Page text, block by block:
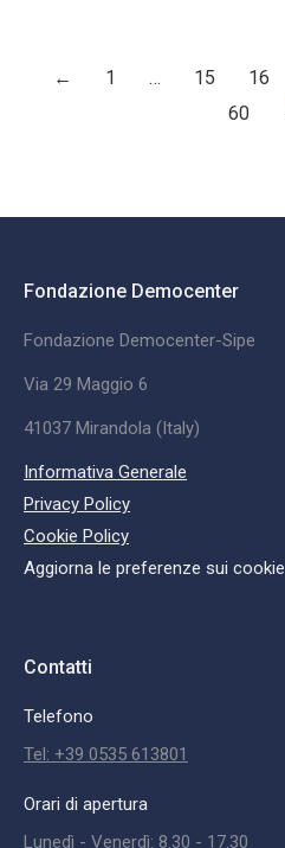
← 1 … 15 16
60
Fondazione Democenter
Fondazione Democenter-Sipe
Via 29 Maggio 6
41037 Mirandola (Italy)
Informativa Generale
Privacy Policy
Cookie Policy
Aggiorna le preferenze sui cookie
Contatti
Telefono
Tel: +39 0535 613801
Orari di apertura
Lunedì - Venerdì: 8.30 - 17.30